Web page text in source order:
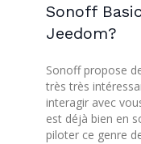
Sonoff
Jeedom?
Sonoff propose
très très
interagir avec
est déjà bien en
piloter ce genre